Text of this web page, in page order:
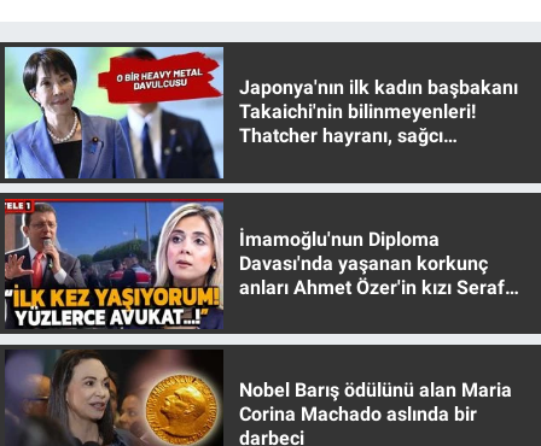
Japonya'nın ilk kadın başbakanı
Takaichi'nin bilinmeyenleri!
Thatcher hayranı, sağcı
İmamoğlu'nun Diploma
Davası'nda yaşanan korkunç
anları Ahmet Özer'in kızı Seraf
Nobel Barış ödülünü alan Maria
Corina Machado aslında bir
darbeci